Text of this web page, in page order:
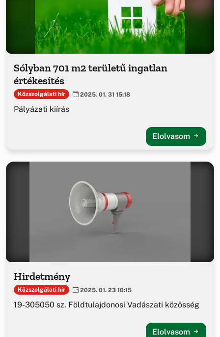
Sólyban 701 m2 területű ingatlan
értékesítés
Közszolgálati hír 2025. 01. 31 15:18
Pályázati kiírás
Elolvasom
Hirdetmény
Közszolgálati hír 2025. 01. 23 10:15
19-305050 sz. Földtulajdonosi Vadászati közösség
Elolvasom